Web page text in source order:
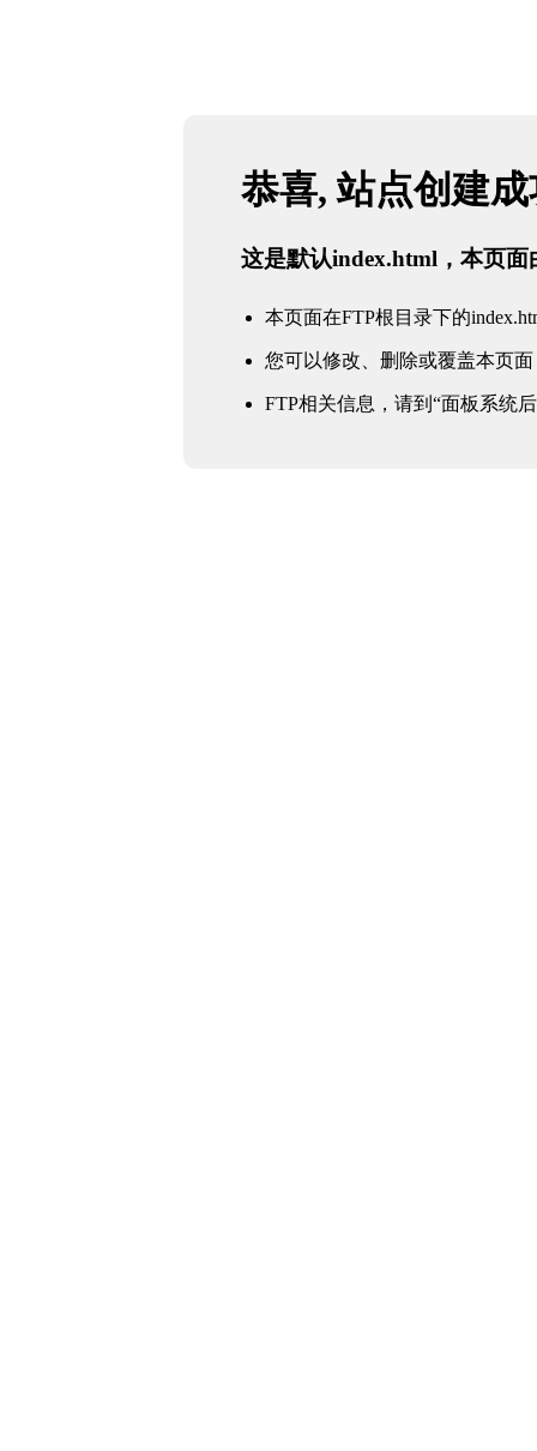
恭喜, 站点创建
这是默认index.html，本页面
本页面在FTP根目录下的
您可以修改、删除或覆盖本页面
FTP相关信息，请到“面板系统